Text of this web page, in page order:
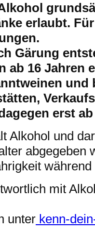
erlaubt.
Gärung
ab 16 Jahren
erst
Alkohol und
abgegeben
mit
unter kenn-